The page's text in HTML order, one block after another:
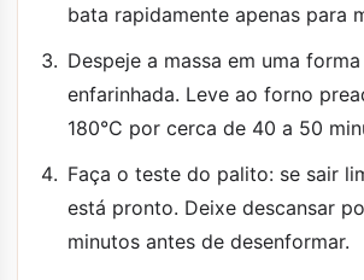
bata rapidamente apenas para
Despeje a massa em uma
enfarinhada. Leve ao forno
180°C por cerca de 40 a 50
Faça o teste do palito: se sair
está pronto. Deixe descansar
minutos antes de desenformar.